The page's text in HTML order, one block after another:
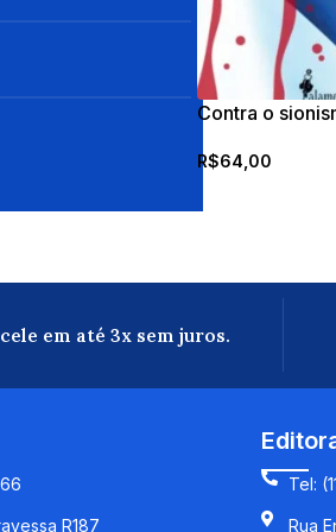
Contra o
R$64,00
em até 3x sem juros.
R187
Tel:
Rua